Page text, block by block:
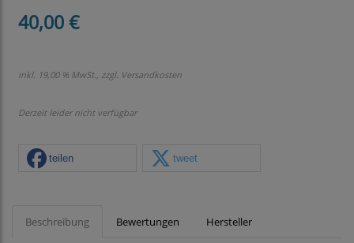
40,00 €
inkl. 19,00 % MwSt., zzgl. Versandkosten
Derzeit leider nicht verfügbar
teilen tweet
Beschreibung Bewertungen Hersteller